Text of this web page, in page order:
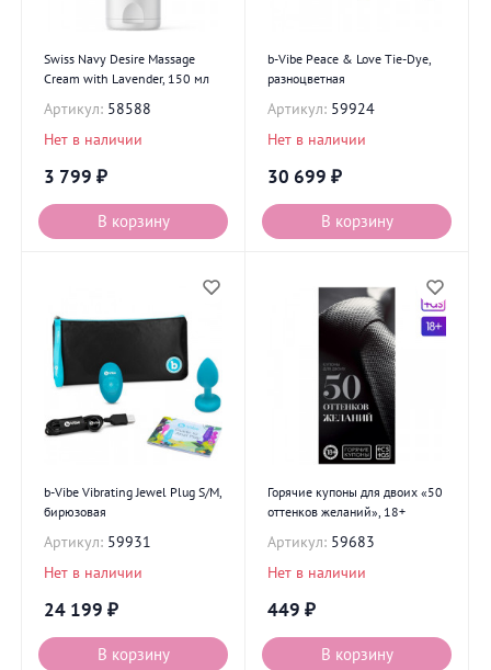
Swiss Navy Desire Massage
Cream with Lavender, 150 мл
Артикул: 58588
Нет в наличии
3 799 ₽
В корзину
b-Vibe Peace & Love Tie-Dye,
разноцветная
Артикул: 59924
Нет в наличии
30 699 ₽
В корзину
b-Vibe Vibrating Jewel Plug S/M,
бирюзовая
Артикул: 59931
Нет в наличии
24 199 ₽
В корзину
Горячие купоны для двоих «50
оттенков желаний», 18+
Артикул: 59683
Нет в наличии
449 ₽
В корзину